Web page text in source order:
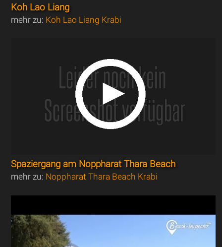
Koh Lao Liang
mehr zu: Koh Lao Liang Krabi
Spaziergang am Noppharat Thara Beach
mehr zu: Noppharat Thara Beach Krabi